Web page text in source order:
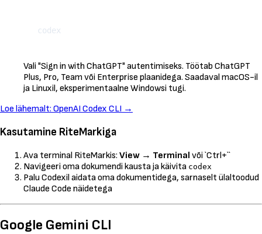
Vali "Sign in with ChatGPT" autentimiseks. Töötab ChatGPT
Plus, Pro, Team või Enterprise plaanidega. Saadaval macOS-il
ja Linuxil, eksperimentaalne Windowsi tugi.
Loe lähemalt: OpenAI Codex CLI →
Kasutamine RiteMarkiga
Ava terminal RiteMarkis: View → Terminal või `Ctrl+``
Navigeeri oma dokumendi kausta ja käivita codex
Palu Codexil aidata oma dokumentidega, sarnaselt ülaltoodud
Claude Code näidetega
Google Gemini CLI